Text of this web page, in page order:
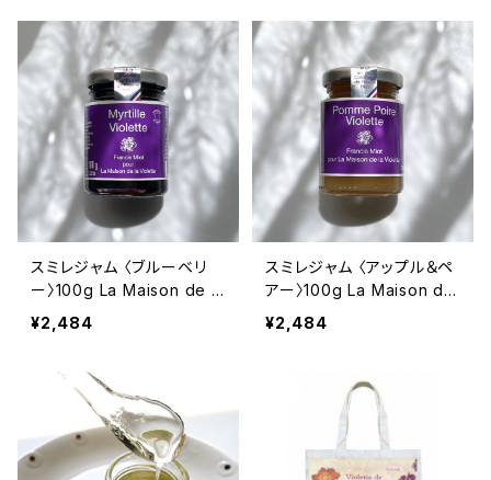
スミレジャム 〈ブルーベリ
ー〉100g La Maison de la
Violette バイオレットジャ
ム Francis Miot
¥2,484
スミレジャム 〈アップル＆ペ
アー〉100g La Maison de
la Violette バイオレットジ
ャム Francis Miot
¥2,484